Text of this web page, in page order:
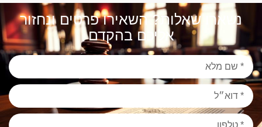
נשארו שאלות? השאירו פרטים ונחזור
אליכם בהקדם